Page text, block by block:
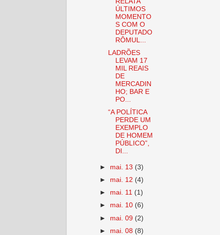
ÚLTIMOS
MOMENTO
S COM O
DEPUTADO
RÔMUL...
LADRÕES
LEVAM 17
MIL REAIS
DE
MERCADIN
HO; BAR E
PO...
“A POLÍTICA
PERDE UM
EXEMPLO
DE HOMEM
PÚBLICO”,
DI...
► mai. 13 (3)
► mai. 12 (4)
► mai. 11 (1)
► mai. 10 (6)
► mai. 09 (2)
► mai. 08 (8)